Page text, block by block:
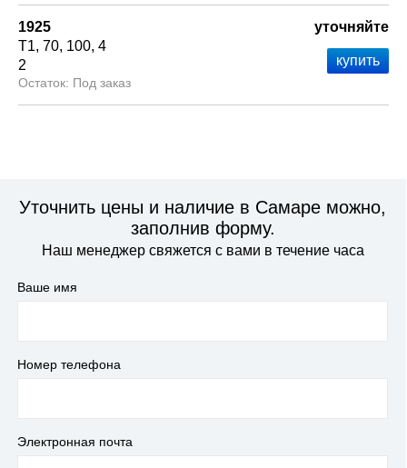
1925
Т1 70 100 4
2
Под заказ
уточняйте
Уточнить цены и наличие в Самаре можно,
заполнив форму.
Наш менеджер свяжется с вами в течение часа
Ваше имя
Номер телефона
Электронная почта